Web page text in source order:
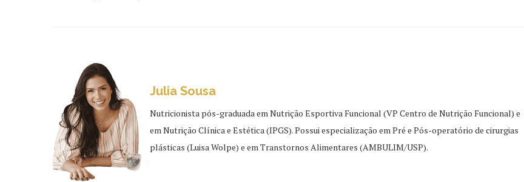
Julia Sousa
Nutricionista pós-graduada em Nutrição Esportiva Funcional (VP Centro de Nutrição Funcional) e
em Nutrição Clínica e Estética (IPGS). Possui especialização em Pré e Pós-operatório de cirurgias
plásticas (Luisa Wolpe) e em Transtornos Alimentares (AMBULIM/USP).